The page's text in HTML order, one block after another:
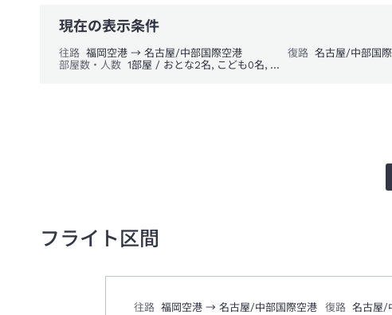
現在の表示条件
往路 福岡空港 → 名古屋/中部国際空港 復路 名古屋/中部国
部屋数・人数
1部屋 / おとな2名, こども0名, 幼児0名
フライト区間
往路 福岡空港→ 名古屋/中部国際空港 復路 名古屋/